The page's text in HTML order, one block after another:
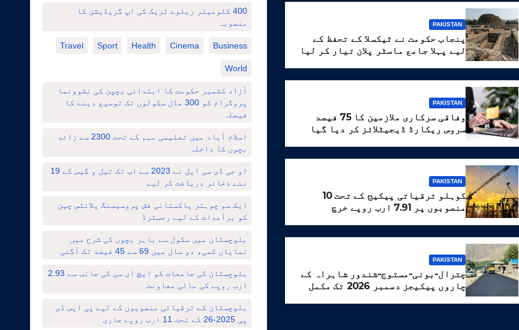
PAKISTAN
پنجاب حکومت نے ٹیکسلا کے تحفظ کے
لیے پہلا جامع ماسٹر پلان تیار کر لیا
PAKISTAN
وفاقی سرکاری ملازمین کا 75 فیصد
سروس ریکارڈ ڈیجیٹلائز کر دیا گیا
PAKISTAN
کوہلو ترقیاتی پیکیج کے تحت 10
منصوبوں پر 7.91 ارب روپے خرچ
PAKISTAN
چترال-بونی-مستوج-شندور شاہراہ کے
چاروں پیکیجز دسمبر 2026 تک مکمل
کرنے کا ہدف مقرر
400 کلومیٹر ریلوے ٹریک کی اپ گریڈیشن کا
منصوبہ
Business
Cinema
Health
Sport
Travel
World
آزاد کشمیر حکومت کا ابتدائی بچپن کی نشوونما
پروگرام کو 300 مڈل سکولوں تک توسیع دینے کا
فیصلہ
اسلام آباد میں تعلیمی مہم کے تحت 2300 سے زائد
بچوں کا داخلہ
او جی ڈی سی ایل نے 2023 سے اب تک تیل و گیس کے 19
نئے ذخائر دریافت کر لیے
ایک سو چوہتر پاکستانی فش پروسیسنگ پلانٹس چین
کو برآمدات کے لیے رجسٹرڈ
بلوچستان میں سکول سے باہر بچوں کی شرح میں
نمایاں کمی، دو سال میں 69 سے 45 فیصد تک آگئی
بلوچستان کی جامعات کو ایچ ای سی کی جانب سے 2.93
ارب روپے کی مالی معاونت
بلوچستان کے ترقیاتی منصوبوں کے لیے پی ایس ڈی
پی 2025-26 کے تحت 11 ارب روپے جاری